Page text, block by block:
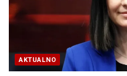
AKTUALNO